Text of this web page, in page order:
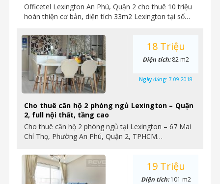
Officetel Lexington An Phú, Quận 2 cho thuê 10 triệu
hoàn thiện cơ bản, diện tích 33m2 Lexington tại số…
Cho thuê căn hộ 2 phòng ngủ Lexington – Quận
2, full nội thất, tầng cao
Cho thuê căn hộ 2 phòng ngủ tại Lexington – 67 Mai
Chí Thọ, Phường An Phú, Quận 2, TPHCM…
18 Triệu
Diện tích:82 m2
Ngày đăng: 7-09-2018
19 Triệu
Diện tích:101 m2